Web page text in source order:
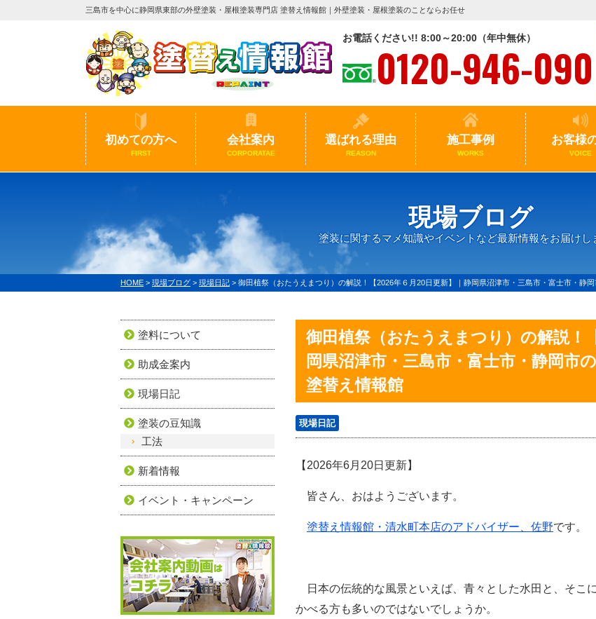
三島市を中心に静岡県東部の外壁塗装・屋根塗装専門店 塗替え情報館｜外壁塗装・屋根塗装のことならお任せ
お電話ください!! 8:00～20:00（年中無休）
0120-946-090
初めての方へ
FIRST
会社案内
CORPORATAE
選ばれる理由
REASON
施工事例
WORKS
お客様
VOICE
現場ブログ
塗装に関するマメ知識やイベントなど最新情報をお届けし
HOME > 現場ブログ > 現場日記 > 御田植祭（おたうえまつり）の解説！【2026年６月20日更新】｜静岡県沼津市・三島市・富士市・静
御田植祭（おたうえまつり）の解説！
岡県沼津市・三島市・富士市・静岡市
塗替え情報館
現場日記
【2026年6月20日更新】
皆さん、おはようございます。
塗替え情報館・清水町本店のアドバイザー、佐野です。
日本の伝統的な風景といえば、青々とした水田と、そこ
かべる方も多いのではないでしょうか。
塗料について
助成金案内
現場日記
塗装の豆知識
工法
新着情報
イベント・キャンペーン